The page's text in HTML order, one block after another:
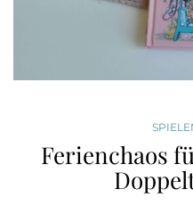
Ferienchaos